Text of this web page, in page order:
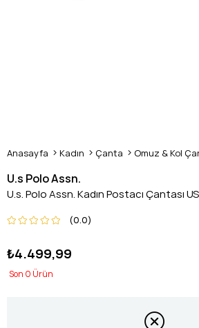
Anasayfa Kadın Çanta Omuz & Kol
U.s Polo Assn.
U.s. Polo Assn. Kadın Postacı Çantası
0.0
₺4.499,99
0